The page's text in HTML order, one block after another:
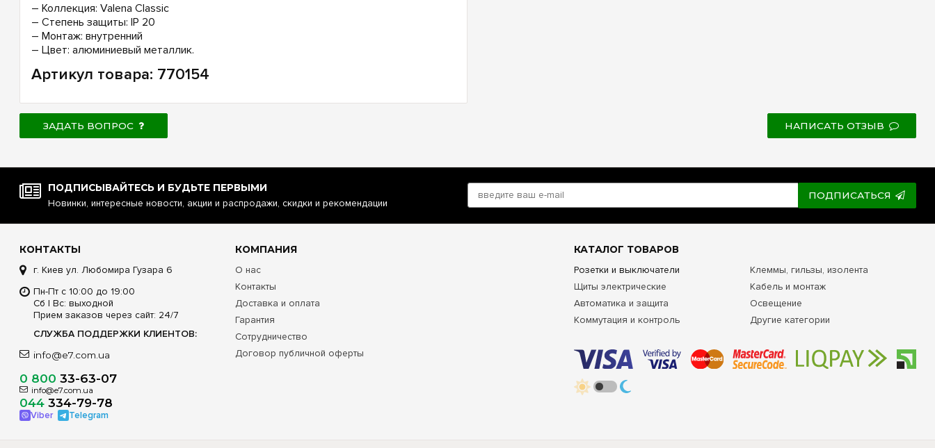
– Коллекция: Valena Classic
– Степень защиты: IP 20
– Монтаж: внутренний
– Цвет: алюминиевый металлик.
Артикул товара: 770154
ЗАДАТЬ ВОПРОС НАПИСАТЬ ОТЗЫВ
ПОДПИСЫВАЙТЕСЬ И БУДЬТЕ ПЕРВЫМИ
Новинки, интересные новости, акции и распродажи, скидки и рекомендации
ПОДПИСАТЬСЯ
КОНТАКТЫ
г. Киев ул. Любомира Гузара 6
Пн-Пт с 10:00 до 19:00
Сб | Вс: выходной
Прием заказов через сайт: 24/7
СЛУЖБА ПОДДЕРЖКИ КЛИЕНТОВ:
info@e7.com.ua
0 800 33-63-07
info@e7.com.ua
044334-79-78
Viber Telegram
КОМПАНИЯ
О нас
Контакты
Доставка и оплата
Гарантия
Сотрудничество
Договор публичной оферты
КАТАЛОГ ТОВАРОВ
Розетки и выключатели
Щиты электрические
Автоматика и защита
Коммутация и контроль
Клеммы, гильзы, изолента
Кабель и монтаж
Освещение
Другие категории